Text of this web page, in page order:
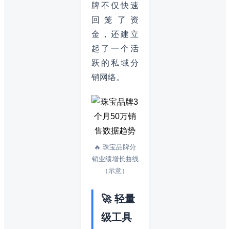
牌不仅快速
回笼了资
金，还建立
起了一个活
跃的私域分
销网络。
🔥 珠宝品牌分
销业绩增长曲线
（示意）
🚀 轻量
级工具